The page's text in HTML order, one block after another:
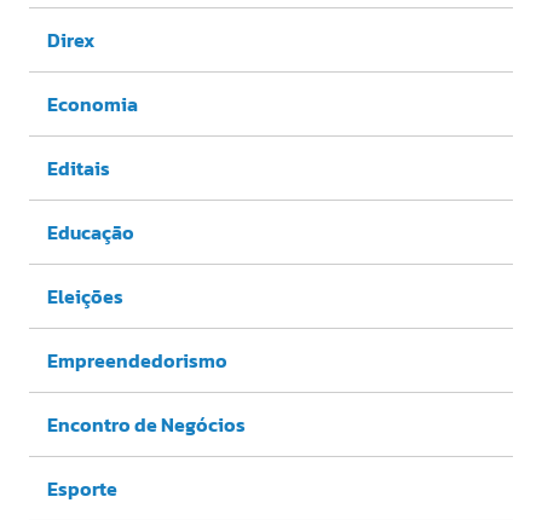
Direx
Economia
Editais
Educação
Eleições
Empreendedorismo
Encontro de Negócios
Esporte